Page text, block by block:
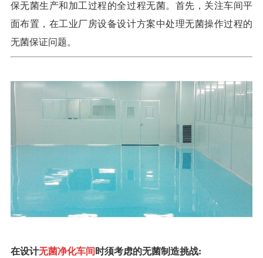
保无菌生产和加工过程的全过程无菌。首先，关注车间平
面布置，在工业厂房设备设计方案中处理无菌操作过程的
无菌保证问题。
在设计无菌净化车间 时须考虑的无菌制造挑战: